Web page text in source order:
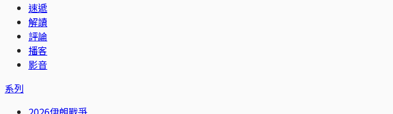
速遞
解讀
評論
播客
影音
系列